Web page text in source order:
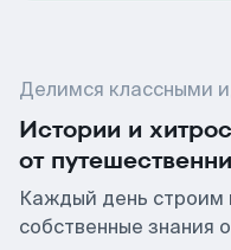
Делимся классными
Истории и
от
Каждый день строим
собственные знания